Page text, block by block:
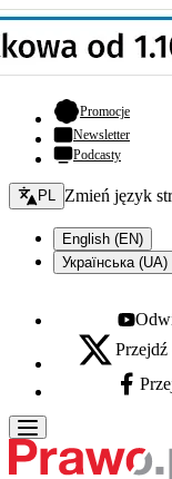
Promocje-
Newsletter
Podcasty
Zmień język - bieżący:
PL Zmień język
English (EN)
Українська (UA)
Youtube
X - otwiera się w